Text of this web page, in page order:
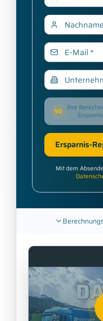
50 Ihre
Ersparnis-
Mit dem